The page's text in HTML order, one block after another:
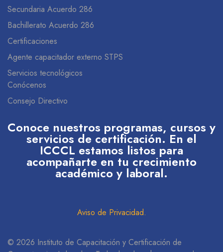
Secundaria Acuerdo 286
Bachillerato Acuerdo 286
Certificaciones
Agente capacitador externo STPS
Servicios tecnológicos
Conócenos
Consejo Directivo
Conoce nuestros programas, cursos y
servicios de certificación. En el
ICCCL estamos listos para
acompañarte en tu crecimiento
académico y laboral.
Aviso de Privacidad.
© 2026 Instituto de Capacitación y Certificación de